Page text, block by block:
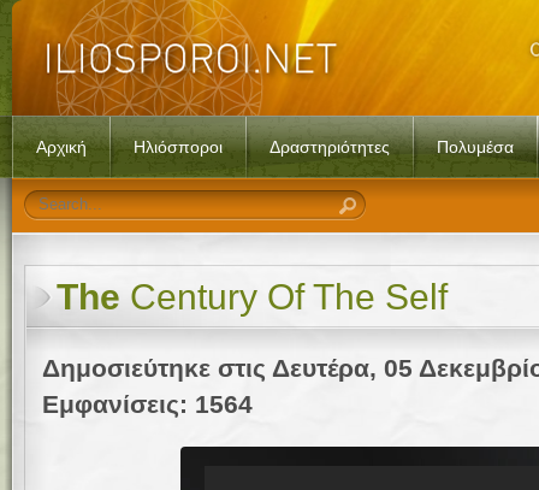
Αρχική Ηλιόσποροι Δραστηριότητες Πολυμέσα
The Century Of The Self
Δημοσιεύτηκε στις Δευτέρα, 05
Εμφανίσεις: 1564